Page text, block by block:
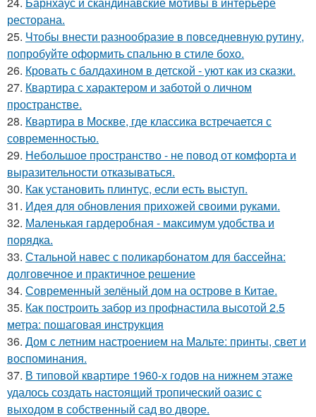
ресторана.
25. Чтобы внести разнообразие в повседневную рутину,
попробуйте оформить спальню в стиле бохо.
26. Кровать с балдахином в детской - уют как из сказки.
27. Квартира с характером и заботой о личном
пространстве.
28. Квартира в Москве, где классика встречается с
современностью.
29. Небольшое пространство - не повод от комфорта и
выразительности отказываться.
30. Как установить плинтус, если есть выступ.
31. Идея для обновления прихожей своими руками.
32. Маленькая гардеробная - максимум удобства и
порядка.
33. Стальной навес с поликарбонатом для бассейна:
долговечное и практичное решение
34. Современный зелёный дом на острове в Китае.
35. Как построить забор из профнастила высотой 2.5
метра: пошаговая инструкция
36. Дом с летним настроением на Мальте: принты, свет и
воспоминания.
37. В типовой квартире 1960-х годов на нижнем этаже
удалось создать настоящий тропический оазис с
выходом в собственный сад во дворе.